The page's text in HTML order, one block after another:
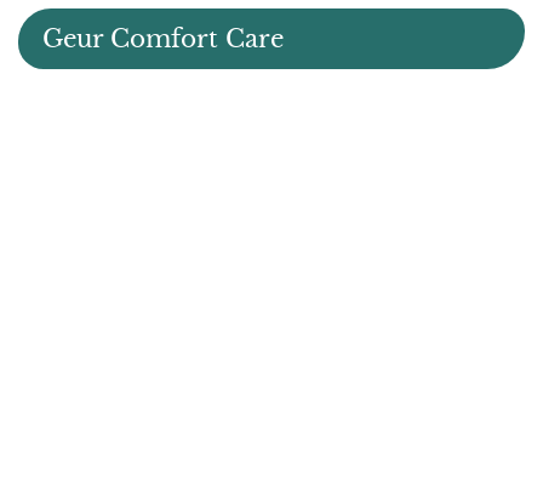
Geur Comfort Care